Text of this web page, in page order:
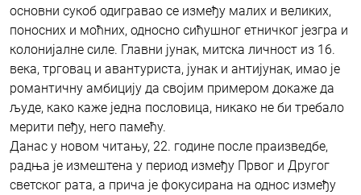
основни сукоб одигравао се између малих и великих,
поносних и моћних, односно сићушног етничког језгра и
колонијалне силе. Главни јунак, митска личност из 16.
века, трговац и авантуриста, јунак и антијунак, имао је
романтичну амбицију да својим примером докаже да
људе, како каже једна пословица, никако не би требало
мерити пеђу, него памећу.
Данас у новом читању, 22. године после праизведбе,
радња је измештена у период између Првог и Другог
светског рата, а прича је фокусирана на однос између